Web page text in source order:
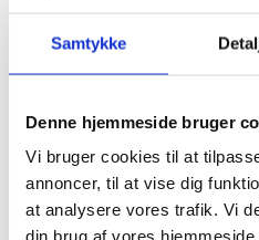
Samtykke
Denne hjemmeside bruger
Vi bruger cookies til at
annoncer, til at vise dig
at analysere vores trafik. Vi
din brug af vores
Haribo Happy Cola 100 x
10 g.